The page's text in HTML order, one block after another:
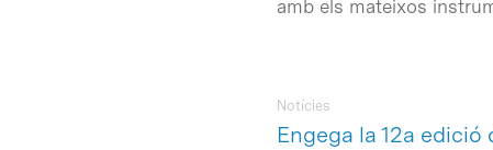
amb els mateixos
Engega la 12a edició
Notícies